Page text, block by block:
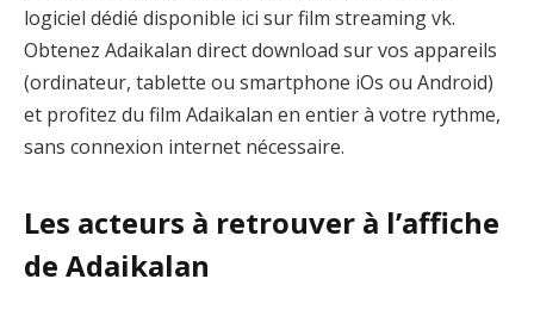
logiciel dédié disponible ici sur film streaming vk.
Obtenez Adaikalan direct download sur vos appareils
(ordinateur, tablette ou smartphone iOs ou Android)
et profitez du film Adaikalan en entier à votre rythme,
sans connexion internet nécessaire.
Les acteurs à retrouver à l’affiche
de Adaikalan